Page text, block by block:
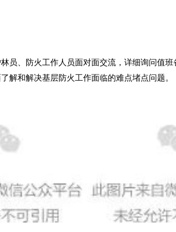
、防火工作人员面对面交流，详细询问值班
解和解决基层防火工作面临的难点堵点问题。